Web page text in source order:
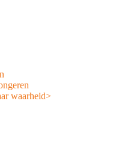
waarheid>